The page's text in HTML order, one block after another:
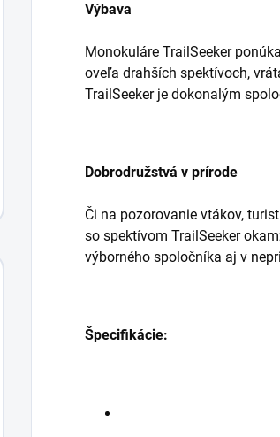
Výbava
Monokuláre TrailSeeker
oveľa drahších spektívoch,
TrailSeeker je dokonalým
Dobrodružstvá v prírode
Či na pozorovanie vtákov,
so spektívom TrailSeeker
výborného spoločníka aj v
Špecifikácie: